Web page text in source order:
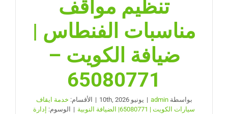
تنظيم مواقف
مناسبات الفنطاس |
ضيافة الكويت –
65080771
بواسطةadmin
| يونيو 10th, 2026 | الأقسام: خدمة ايقاف
سيارات الكويت | 65080771| الضيافة النوبية
| الوسوم: إدارة